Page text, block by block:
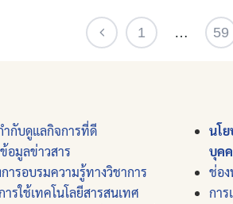
1 … 59
ำกับดูแลกิจการที่ดี
อมูลข่าวสาร
การอบรมความรู้ทางวิชาการ
ารใช้เทคโนโลยีสารสนเทศ
นโ
บุค
ช่อ
กา